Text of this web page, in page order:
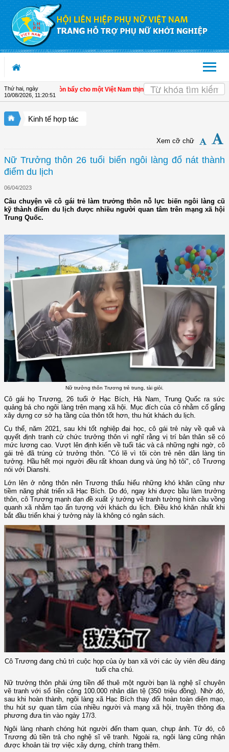
Truy cập nội dung luôn
Thứ hai, ngày
10/08/2026 11:20:51
tế tư nhân - Đòn bẩy cho một Việt Nam thịnh vượng | Hội LHPN tỉnh Kiên
Kinh tế hợp tác
Xem cỡ chữ
Nữ Trưởng thôn 26 tuổi biến ngôi làng đổ nát thành
điểm du lịch
06/04/2023
Câu chuyện về cô gái trẻ làm trưởng thôn nỗ lực biến ngôi làng cũ
kỹ thành điểm du lịch được nhiều người quan tâm trên mạng xã hội
Trung Quốc.
Nữ trưởng thôn Trương trẻ trung, tài giỏi.
Cô gái họ Trương, 26 tuổi ở Hạc Bích, Hà Nam, Trung Quốc ra sức
quảng bá cho ngôi làng trên mạng xã hội. Mục đích của cô nhằm cố gắng
xây dựng cơ sở hạ tầng của thôn tốt hơn, thu hút khách du lịch.
Cụ thể, năm 2021, sau khi tốt nghiệp đại học, cô gái trẻ này về quê và
quyết định tranh cử chức trưởng thôn vì nghĩ rằng vị trí bản thân sẽ có
mức lương cao. Vượt lên định kiến về tuổi tác và cả những nghi ngờ, cô
gái trẻ đã trúng cử trưởng thôn. "Có lẽ vì tôi còn trẻ nên dân làng tin
tưởng. Hầu hết mọi người đều rất khoan dung và ủng hộ tôi", cô Trương
nói với Dianshi.
Lớn lên ở nông thôn nên Trương thấu hiểu những khó khăn cũng như
tiềm năng phát triển xã Hạc Bích. Do đó, ngay khi được bầu làm trưởng
thôn, cô Trương mạnh dạn đề xuất ý tưởng vẽ tranh tường hình cầu vồng
quanh xã nhằm tạo ấn tượng với khách du lịch. Điều khó khăn nhất khi
bắt đầu triển khai ý tưởng này là không có ngân sách.
Cô Trương đang chủ trì cuộc họp của ủy ban xã với các ủy viên đều đáng
tuổi cha chú.
Nữ trưởng thôn phải ứng tiền để thuê một người bạn là nghệ sĩ chuyên
vẽ tranh với số tiền công 100.000 nhân dân tệ (350 triệu đồng). Nhờ đó,
sau khi hoàn thành, ngôi làng xã Hạc Bích thay đổi hoàn toàn diện mạo,
thu hút sự quan tâm của nhiều người và mạng xã hội, truyền thông địa
phương đưa tin vào ngày 17/3.
Ngôi làng nhanh chóng hút người đến tham quan, chụp ảnh. Từ đó, cô
Trương đủ tiền trả cho nghệ sĩ vẽ tranh. Ngoài ra, ngôi làng cũng nhận
được khoản tài trợ việc xây dựng, chỉnh trang thêm.